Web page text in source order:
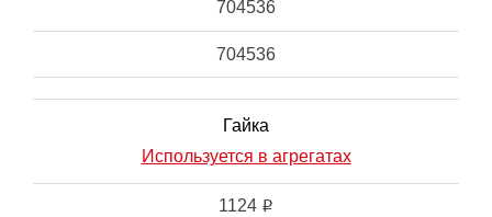
704536
704536
Гайка
Используется в агрегатах
1124 i